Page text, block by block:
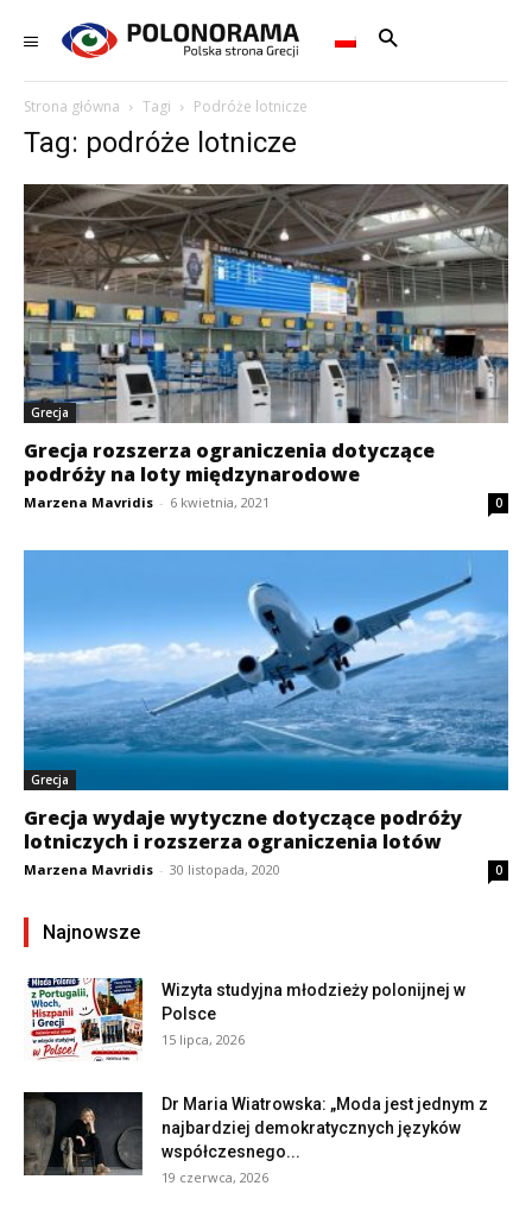
Strona główna Tagi Podróże lotnicze
Tag: podróże lotnicze
Grecja
Grecja rozszerza ograniczenia dotyczące
podróży na loty międzynarodowe
Marzena Mavridis - 6 kwietnia, 2021 0
Grecja
Grecja wydaje wytyczne dotyczące podróży
lotniczych i rozszerza ograniczenia lotów
Marzena Mavridis - 30 listopada, 2020 0
Najnowsze
Wizyta studyjna młodzieży polonijnej w
Polsce
15 lipca, 2026
Dr Maria Wiatrowska: „Moda jest jednym z
najbardziej demokratycznych języków
współczesnego...
19 czerwca, 2026